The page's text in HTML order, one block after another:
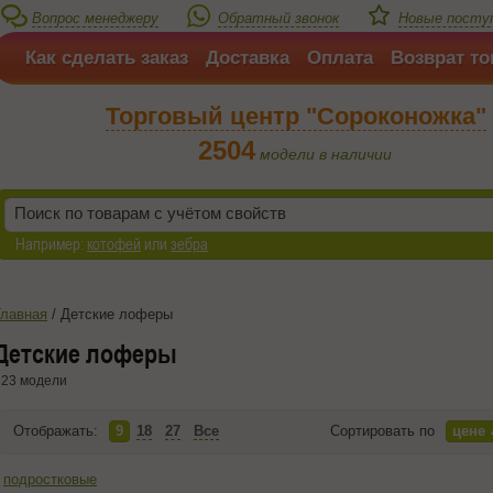
Например:котофей илизебра
Вопрос менеджеру Обратный звонок Новые
Как сделать заказ Доставка Оплата Возврат
Торговый центр "Сороконожка"
2504 модели в наличии
/ Детские лоферы
лоферы
23 модели
Отображать: 9 18 27 Все Сортировать по цене
подростковые